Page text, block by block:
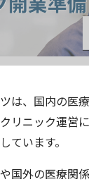
は、国内の医
リニック運営
ています。
国外の医療関